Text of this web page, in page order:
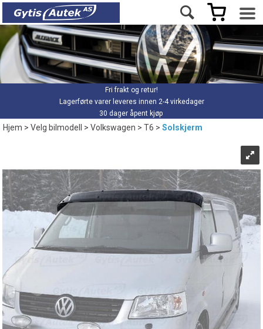
Fri frakt og retur!
Lagerførte varer leveres innen 2-4 virkedager
30 dager åpent kjøp
Hjem>Velg bilmodell >Volkswagen>T6>Solskjerm